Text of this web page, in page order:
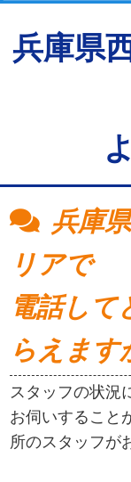
兵庫県
兵庫
リアで
電話して
らえます
スタッフの状況
お伺いすること
所のスタッフが